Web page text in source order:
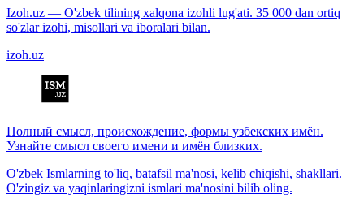
Izoh.uz — O'zbek tilining xalqona izohli lug'ati. 35 000 dan ortiq
so'zlar izohi, misollari va iboralari bilan.
izoh.uz
Полный смысл, происхождение, формы узбекских имён.
Узнайте смысл своего имени и имён близких.
O'zbek Ismlarning to'liq, batafsil ma'nosi, kelib chiqishi, shakllari.
O'zingiz va yaqinlaringizni ismlari ma'nosini bilib oling.